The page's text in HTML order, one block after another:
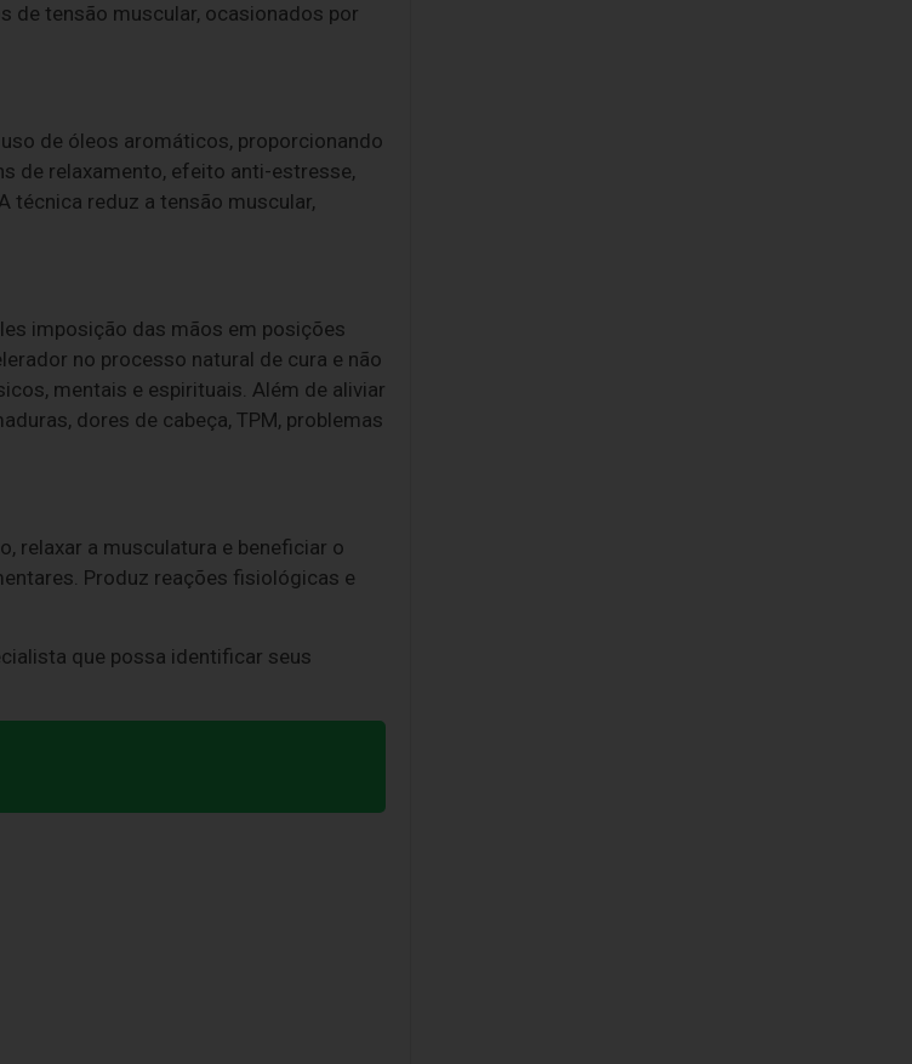
de tensão muscular, ocasionados por
de óleos aromáticos, proporcionando
de relaxamento, efeito anti-estresse,
técnica reduz a tensão muscular,
imposição das mãos em posições
no processo natural de cura e não
mentais e espirituais. Além de aliviar
dores de cabeça, TPM, problemas
relaxar a musculatura e beneficiar o
Produz reações fisiológicas e
que possa identificar seus